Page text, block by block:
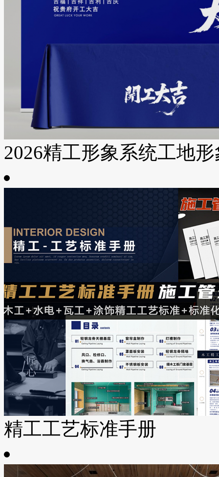
2026精工形象系统工地
精工工艺标准手册